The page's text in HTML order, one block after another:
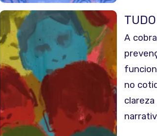
A
no